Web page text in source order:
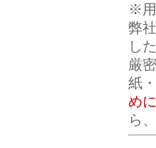
※用
弊
した
厳
紙
め
ら